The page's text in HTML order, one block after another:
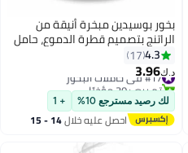
بخور بوسيدين مبخرة أنيقة من
الراتنج بتصميم قطرة الدموع، حامل
عود البخور مع مبخرة صينية معدنية
لليوجا والعلاج العطري وغرفة النوم
والمنزل والمكتب
4.3
17
3.96
#17 في حاملات البخور
تم بيع +30 مؤخرًا
#17 في حاملات البخور
لك رصيد مسترجع 10% + 1
احصل عليه خلال 14 - 15